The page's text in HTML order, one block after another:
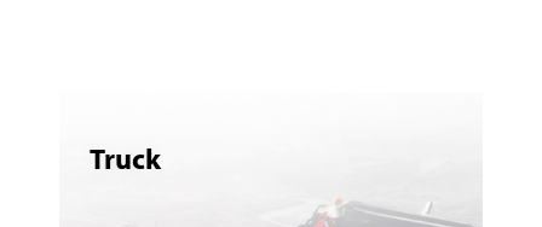
Truck